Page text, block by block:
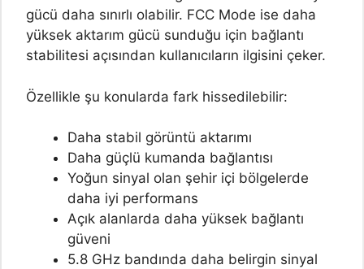
gücü daha sınırlı olabilir. FCC Mode ise daha
yüksek aktarım gücü sunduğu için bağlantı
stabilitesi açısından kullanıcıların ilgisini çeker.
Özellikle şu konularda fark hissedilebilir:
Daha stabil görüntü aktarımı
Daha güçlü kumanda bağlantısı
Yoğun sinyal olan şehir içi bölgelerde
daha iyi performans
Açık alanlarda daha yüksek bağlantı
güveni
5.8 GHz bandında daha belirgin sinyal